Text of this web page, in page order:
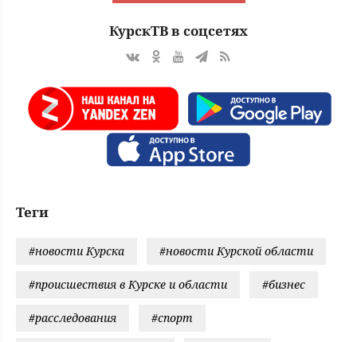
КурскТВ в соцсетях
Теги
#новости Курска #новости Курской области
#происшествия в Курске и области #бизнес
#расследования #спорт